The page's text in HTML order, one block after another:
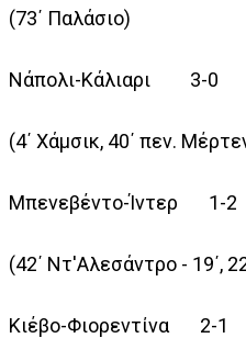
(73΄ Παλάσιο)
Νάπολι-Κάλιαρι 3-0
(4΄ Χάμσικ, 40΄ πεν.
Μπενεβέντο-Ίντερ 1-2
(42΄ Ντ'Αλεσάντρο - 19΄,
Κιέβο-Φιορεντίνα 2-1